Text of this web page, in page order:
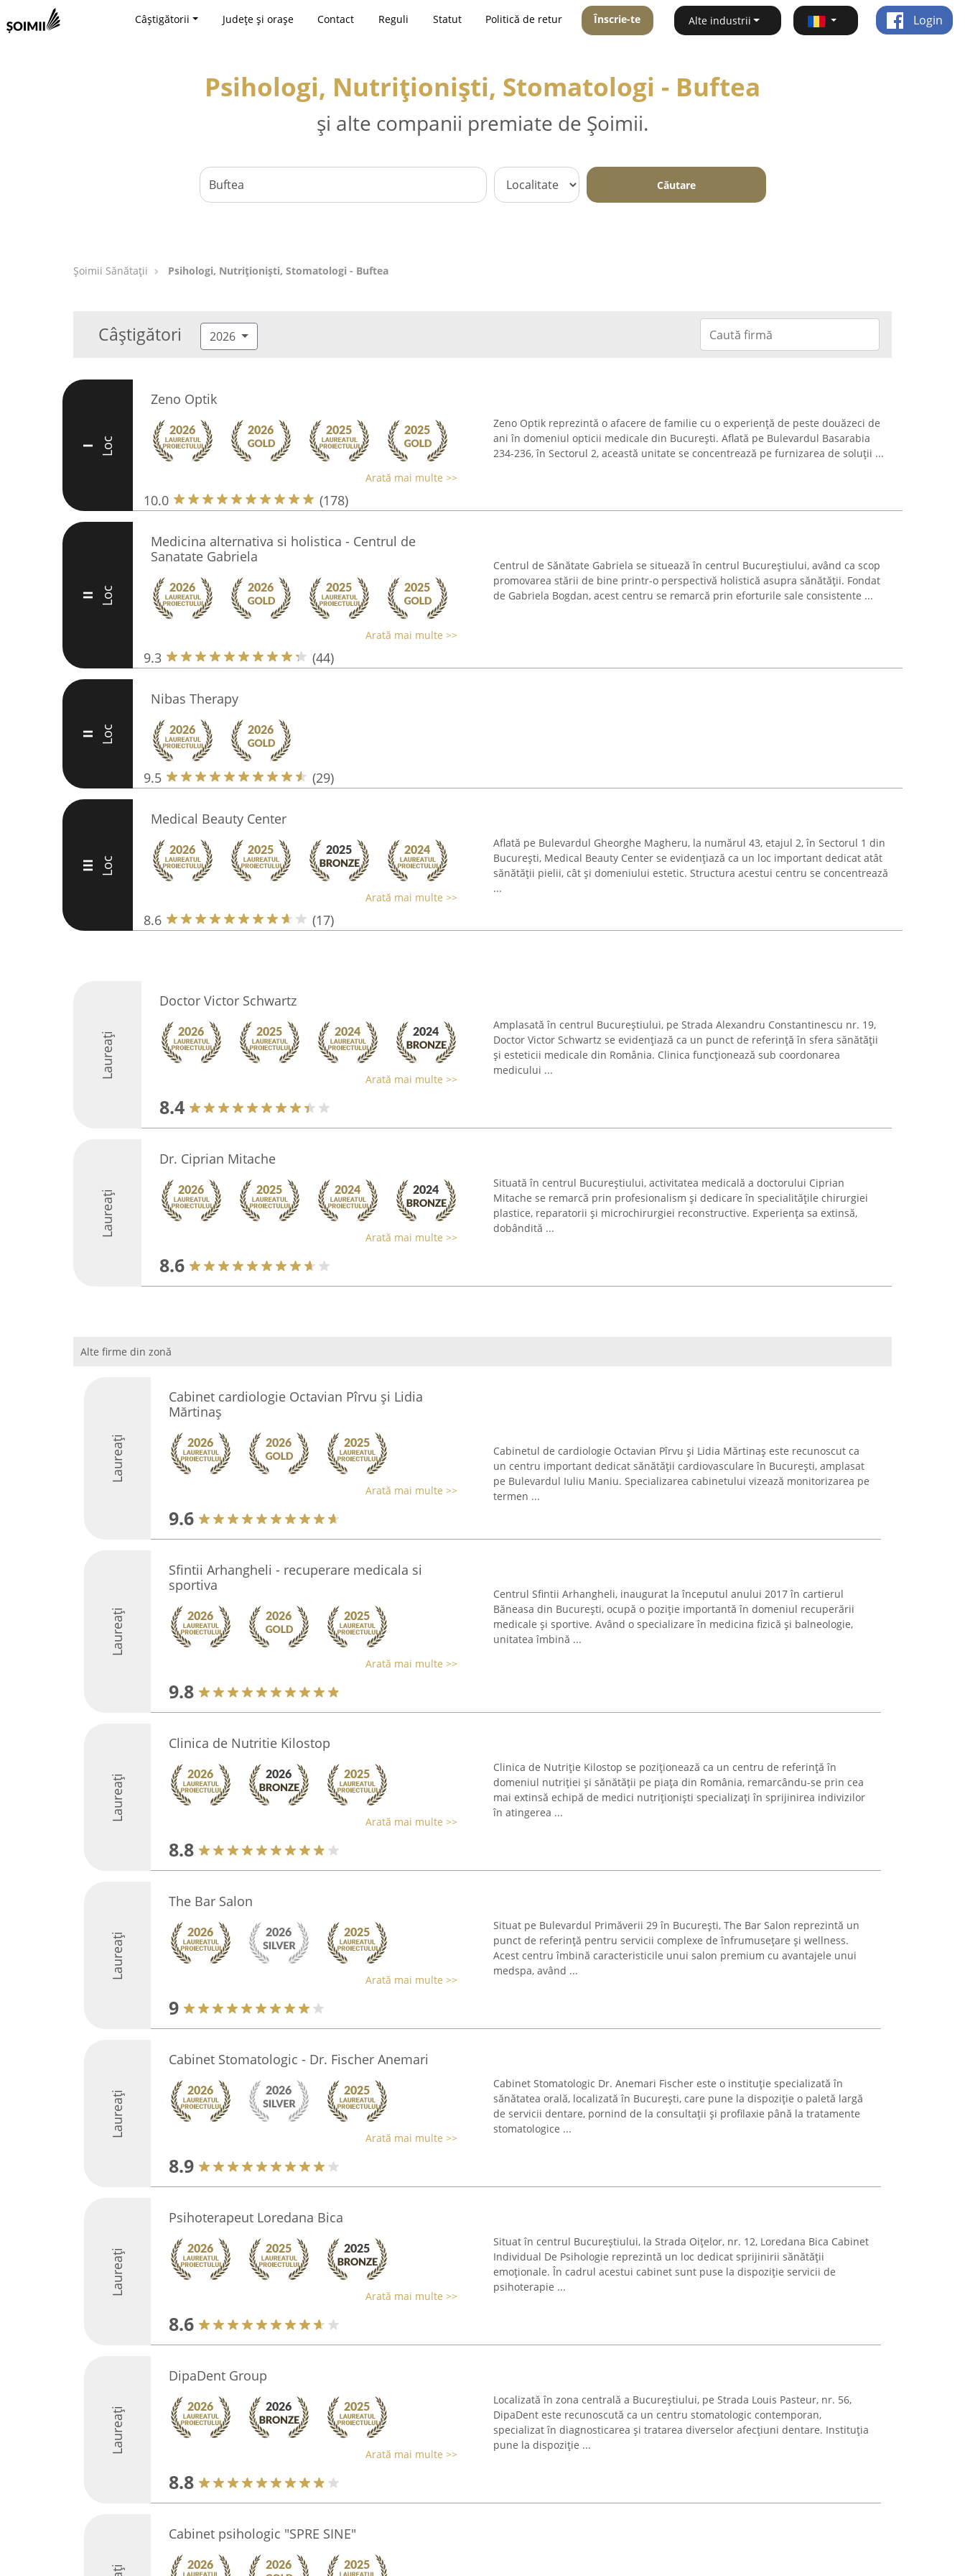
Câștigătorii Județe și orașe Contact Reguli Statut Politică de retur Înscrie-te Alte industrii Login
Psihologi, Nutriționiști, Stomatologi - Buftea
și alte companii premiate de Șoimii.
Căutare
Şoimii Sănătații Psihologi, Nutriționiști, Stomatologi - Buftea
Câștigători 2026
I Loc
Zeno Optik
Arată mai multe >>
10.0 (178)
Zeno Optik reprezintă o afacere de familie cu o experiență de peste douăzeci de
ani în domeniul opticii medicale din București. Aflată pe Bulevardul Basarabia
234-236, în Sectorul 2, această unitate se concentrează pe furnizarea de soluții ...
II Loc
Medicina alternativa si holistica - Centrul de
Sanatate Gabriela
Arată mai multe >>
9.3 (44)
Centrul de Sănătate Gabriela se situează în centrul Bucureștiului, având ca scop
promovarea stării de bine printr-o perspectivă holistică asupra sănătății. Fondat
de Gabriela Bogdan, acest centru se remarcă prin eforturile sale consistente ...
II Loc
Nibas Therapy
9.5 (29)
III Loc
Medical Beauty Center
Arată mai multe >>
8.6 (17)
Aflată pe Bulevardul Gheorghe Magheru, la numărul 43, etajul 2, în Sectorul 1 din
București, Medical Beauty Center se evidențiază ca un loc important dedicat atât
sănătății pielii, cât și domeniului estetic. Structura acestui centru se concentrează
...
Laureați
Doctor Victor Schwartz
Arată mai multe >>
8.4
Amplasată în centrul Bucureștiului, pe Strada Alexandru Constantinescu nr. 19,
Doctor Victor Schwartz se evidențiază ca un punct de referință în sfera sănătății
și esteticii medicale din România. Clinica funcționează sub coordonarea
medicului ...
Laureați
Dr. Ciprian Mitache
Arată mai multe >>
8.6
Situată în centrul Bucureștiului, activitatea medicală a doctorului Ciprian
Mitache se remarcă prin profesionalism și dedicare în specialitățile chirurgiei
plastice, reparatorii și microchirurgiei reconstructive. Experiența sa extinsă,
dobândită ...
Alte firme din zonă
Laureați
Cabinet cardiologie Octavian Pîrvu şi Lidia
Mărtinaş
Arată mai multe >>
9.6
Cabinetul de cardiologie Octavian Pîrvu și Lidia Mărtinaș este recunoscut ca
un centru important dedicat sănătății cardiovasculare în București, amplasat
pe Bulevardul Iuliu Maniu. Specializarea cabinetului vizează monitorizarea pe
termen ...
Laureați
Sfintii Arhangheli - recuperare medicala si
sportiva
Arată mai multe >>
9.8
Centrul Sfintii Arhangheli, inaugurat la începutul anului 2017 în cartierul
Băneasa din București, ocupă o poziție importantă în domeniul recuperării
medicale și sportive. Având o specializare în medicina fizică și balneologie,
unitatea îmbină ...
Laureați
Clinica de Nutritie Kilostop
Arată mai multe >>
8.8
Clinica de Nutriție Kilostop se poziționează ca un centru de referință în
domeniul nutriției și sănătății pe piața din România, remarcându-se prin cea
mai extinsă echipă de medici nutriționiști specializați în sprijinirea indivizilor
în atingerea ...
Laureați
The Bar Salon
Arată mai multe >>
9
Situat pe Bulevardul Primăverii 29 în București, The Bar Salon reprezintă un
punct de referință pentru servicii complexe de înfrumusețare și wellness.
Acest centru îmbină caracteristicile unui salon premium cu avantajele unui
medspa, având ...
Laureați
Cabinet Stomatologic - Dr. Fischer Anemari
Arată mai multe >>
8.9
Cabinet Stomatologic Dr. Anemari Fischer este o instituție specializată în
sănătatea orală, localizată în București, care pune la dispoziție o paletă largă
de servicii dentare, pornind de la consultații și profilaxie până la tratamente
stomatologice ...
Laureați
Psihoterapeut Loredana Bica
Arată mai multe >>
8.6
Situat în centrul Bucureștiului, la Strada Oițelor, nr. 12, Loredana Bica Cabinet
Individual De Psihologie reprezintă un loc dedicat sprijinirii sănătății
emoționale. În cadrul acestui cabinet sunt puse la dispoziție servicii de
psihoterapie ...
Laureați
DipaDent Group
Arată mai multe >>
8.8
Localizată în zona centrală a Bucureștiului, pe Strada Louis Pasteur, nr. 56,
DipaDent este recunoscută ca un centru stomatologic contemporan,
specializat în diagnosticarea și tratarea diverselor afecțiuni dentare. Instituția
pune la dispoziție ...
Cabinet psihologic "SPRE SINE"